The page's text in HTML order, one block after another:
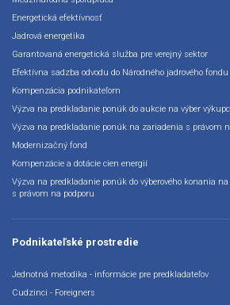
Energetická efektívnosť
Jadrová energetika
Garantovaná energetická služba pre verejný sektor
Efektívna sadzba odvodu do Národného jadrového fondu
Kompenzácia podnikateľom
Výzva na predkladanie ponúk do aukcie na výber
Výzva na predkladanie ponúk na zariadenia s právom
Modernizačný fond
Kompenzácie a dotácie cien energií
Výzva na predkladanie ponúk do výberového konania
s právom na podporu
Podnikateľské prostredie
Jednotná metodika - informácie pre predkladateľov
Cudzinci - Foreigners